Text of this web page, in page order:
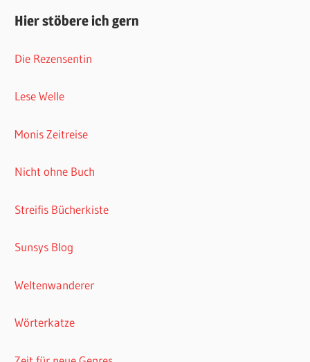
Hier stöbere ich gern
Die Rezensentin
Lese Welle
Monis Zeitreise
Nicht ohne Buch
Streifis Bücherkiste
Sunsys Blog
Weltenwanderer
Wörterkatze